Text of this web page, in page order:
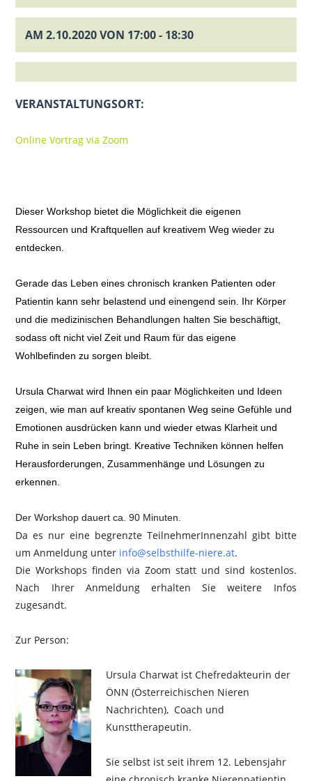
AM 2.10.2020 VON 17:00 - 18:30
VERANSTALTUNGSORT:
Online Vortrag via Zoom
Dieser Workshop bietet die Möglichkeit die eigenen
Ressourcen und Kraftquellen auf kreativem Weg wieder zu
entdecken.
Gerade das Leben eines chronisch kranken Patienten oder
Patientin kann sehr belastend und einengend sein. Ihr Körper
und die medizinischen Behandlungen halten Sie beschäftigt,
sodass oft nicht viel Zeit und Raum für das eigene
Wohlbefinden zu sorgen bleibt.
Ursula Charwat wird Ihnen ein paar Möglichkeiten und Ideen
zeigen, wie man auf kreativ spontanen Weg seine Gefühle und
Emotionen ausdrücken kann und wieder etwas Klarheit und
Ruhe in sein Leben bringt. Kreative Techniken können helfen
Herausforderungen, Zusammenhänge und Lösungen zu
erkennen.
Der Workshop dauert ca. 90 Minuten.
Da es nur eine begrenzte TeilnehmerInnenzahl gibt bitte
um Anmeldung unter info@selbsthilfe-niere.at.
Die Workshops finden via Zoom statt und sind kostenlos.
Nach Ihrer Anmeldung erhalten Sie weitere Infos
zugesandt.
Zur Person:
Ursula Charwat ist Chefredakteurin der
ÖNN (Österreichischen Nieren
Nachrichten), Coach und
Kunsttherapeutin.
Sie selbst ist seit ihrem 12. Lebensjahr